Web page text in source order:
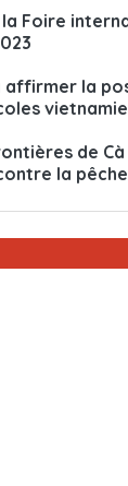
Foire
affirmer la
de Cà
la pêche